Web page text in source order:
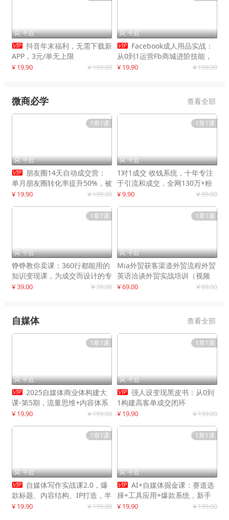
 千启
 抖音年末福利，无需下载新
APP，3元/单无上限
¥ 19.90 ¥ 199.00
 千启
 Facebook成人用品实战：
从0到1运营Fb商城进阶技能，
快速提升订单转化与店铺收益
¥ 19.90 ¥ 199.00
微商必学 查看全部
1章1课
 千启
 朋友圈14天自动成交营：
单月朋友圈转化率提升50%，被
动收入超3万元
¥ 19.90 ¥ 199.00
1章1课
 千启
1对1成交 收钱系统，十年专注
于引流和成交，全网130万+粉
丝
¥ 9.90 ¥ 99.00
1章1课
 千启
铮铮教你卖课：360行都能用的
知识变现课，为成交而设计的专
属课程
¥ 39.00 ¥ 39.00
1章1课
 千启
Mia外贸获客渠道外贸流程外贸
英语洽谈外贸实战培训（视频
课）价值399元
¥ 69.00 ¥ 69.00
自媒体 查看全部
1章1课
 千启
 2025自媒体商业体构建大
课-第5期，流量思维+内容体系
+变现闭环，打造个人可持续生
¥ 19.90 ¥ 199.00
1章1课
 千启
 强人设变现黑皮书：从0到
1构建高客单成交闭环
¥ 19.90 ¥ 199.00
1章1课
 千启
 自媒体写作实战课2.0，爆
款标题、内容结构、IP打造，半
年复制30万粉月入10万+
¥ 19.90 ¥ 199.00
1章1课
 千启
 AI+自媒体掘金课：赛道选
择+工具应用+爆款系统，新手
快速起步，副业月入8000+
¥ 19.90 ¥ 199.00